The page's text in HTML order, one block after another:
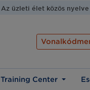
Az üzleti élet közös nyelve
Training Center